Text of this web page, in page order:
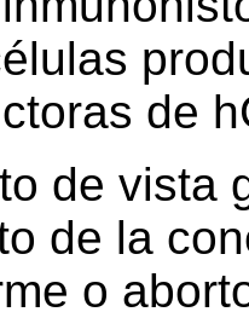
de
de vista
de la
o